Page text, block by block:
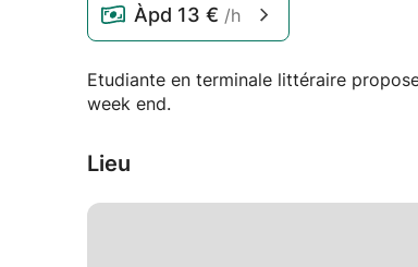
Àpd 13 € /h
Etudiante en terminale littéraire
week end.
Lieu